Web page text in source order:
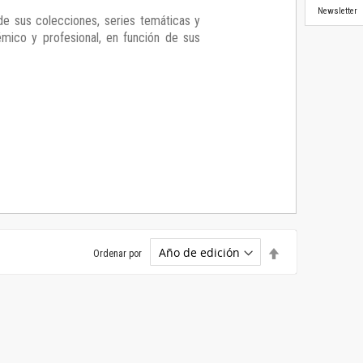
sus colecciones, series temáticas y
y profesional, en función de sus
Ordenar por
descendente
Newsletter